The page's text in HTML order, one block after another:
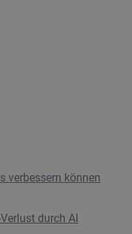
verbessern können
durch AI